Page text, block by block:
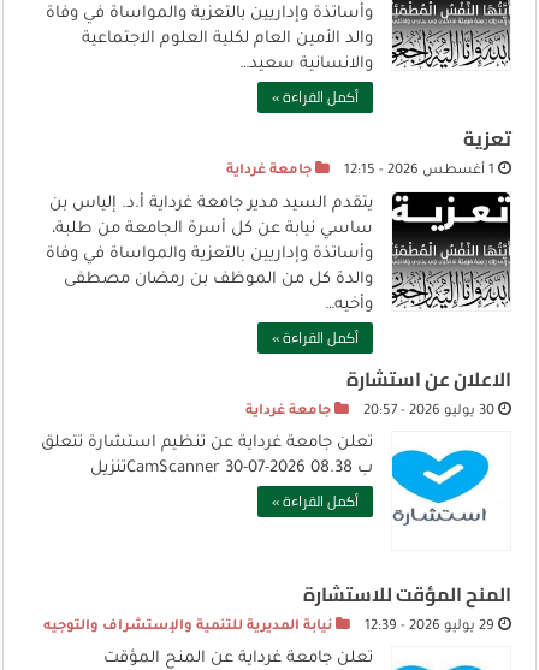
وأساتذة وإداريين بالتعزية والمواساة في وفاة
والد الأمين العام لكلية العلوم الاجتماعية
والانسانية سعيد…
أكمل القراءة »
تعزية
جامعة غرداية
يتقدم السيد مدير جامعة غرداية أ.د. إلياس بن
ساسي نيابة عن كل أسرة الجامعة من طلبة،
وأساتذة وإداريين بالتعزية والمواساة في وفاة
والدة كل من الموظف بن رمضان مصطفى
وأخيه…
أكمل القراءة »
الاعلان عن استشارة
30 يوليو 2026 - 20:57 جامعة غرداية
تعلن جامعة غرداية عن تنظيم استشارة تتعلق
ب CamScanner 30-07-2026 08.38تنزيل
أكمل القراءة »
المنح المؤقت للاستشارة
نيابة المديرية للتنمية والإستشراف والتوجيه
تعلن جامعة غرداية عن المنح المؤقت